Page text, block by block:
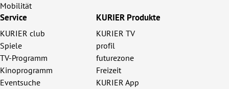
Mobilität
Service
KURIER club
Spiele
TV-Programm
Kinoprogramm
Eventsuche
KURIER Produkte
KURIER TV
profil
futurezone
Freizeit
KURIER App